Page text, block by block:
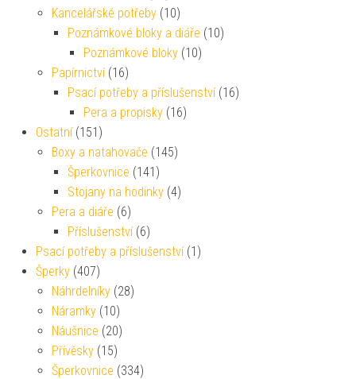
Kancelářské potřeby (10)
Poznámkové bloky a diáře (10)
Poznámkové bloky (10)
Papírnictví (16)
Psací potřeby a příslušenství (16)
Pera a propisky (16)
Ostatní (151)
Boxy a natahovače (145)
Šperkovnice (141)
Stojany na hodinky (4)
Pera a diáře (6)
Příslušenství (6)
Psací potřeby a příslušenství (1)
Šperky (407)
Náhrdelníky (28)
Náramky (10)
Náušnice (20)
Přívěsky (15)
Šperkovnice (334)